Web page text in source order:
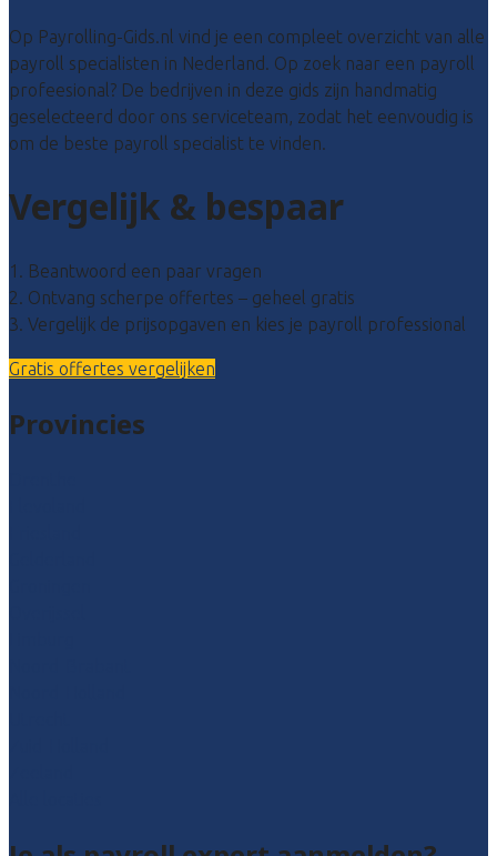
Op Payrolling-Gids.nl vind je een compleet overzicht van alle
payroll specialisten in Nederland. Op zoek naar een payroll
profeesional? De bedrijven in deze gids zijn handmatig
geselecteerd door ons serviceteam, zodat het eenvoudig is
om de beste payroll specialist te vinden.
Vergelijk & bespaar
1. Beantwoord een paar vragen
2. Ontvang scherpe offertes – geheel gratis
3. Vergelijk de prijsopgaven en kies je payroll professional
Gratis offertes vergelijken
Provincies